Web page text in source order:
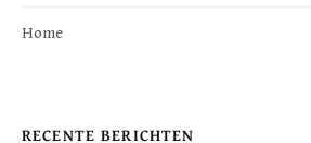
Home
RECENTE BERICHTEN